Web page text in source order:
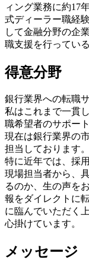
ィング業務に約17
式ディーラー職経
して金融分野の企
職支援を行っている
得意分野
銀行業界への転職
私はこれまで一貫
職希望者のサポー
現在は銀行業界の
担当しております。
特に近年では、採
現場担当者から、
るのか、生の声を
報をダイレクトに
に臨んでいただく
心掛けています。
メッセージ